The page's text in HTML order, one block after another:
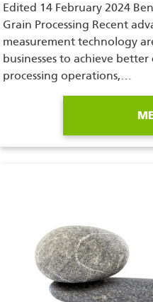
Edited 14 February 2024
Grain Processing Recent
measurement technology
businesses to achieve
processing operations,…